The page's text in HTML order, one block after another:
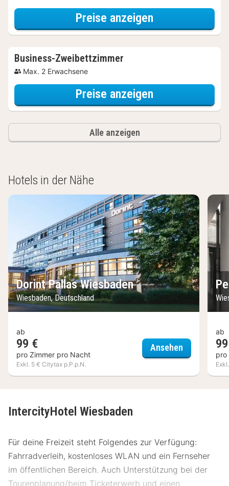
Preise anzeigen
Business-Zweibettzimmer
Max. 2 Erwachsene
Preise anzeigen
Alle anzeigen
Hotels in der Nähe
Dorint Pallas Wiesbaden
Wiesbaden, Deutschland
ab
99 €
pro Zimmer pro Nacht
Exkl. 5 € Citytax p.P.p.N.
Ansehen Dorint
ab
pro
IntercityHotel Wiesbaden
Für deine Freizeit steht Folgendes zur Verfügung:
Fahrradverleih, kostenloses WLAN und ein Fernseher
im öffentlichen Bereich. Auch Unterstützung bei der
Tourenplanung/beim Ticketerwerb und einen